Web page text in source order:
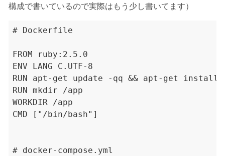
構成で書いているので実際はもう少し書いてます）
# Dockerfile
FROM ruby:2.5.0
ENV LANG C.UTF-8
RUN apt-get update -qq && apt-get
RUN mkdir /app
WORKDIR /app
CMD ["/bin/bash"]
# docker-compose.yml